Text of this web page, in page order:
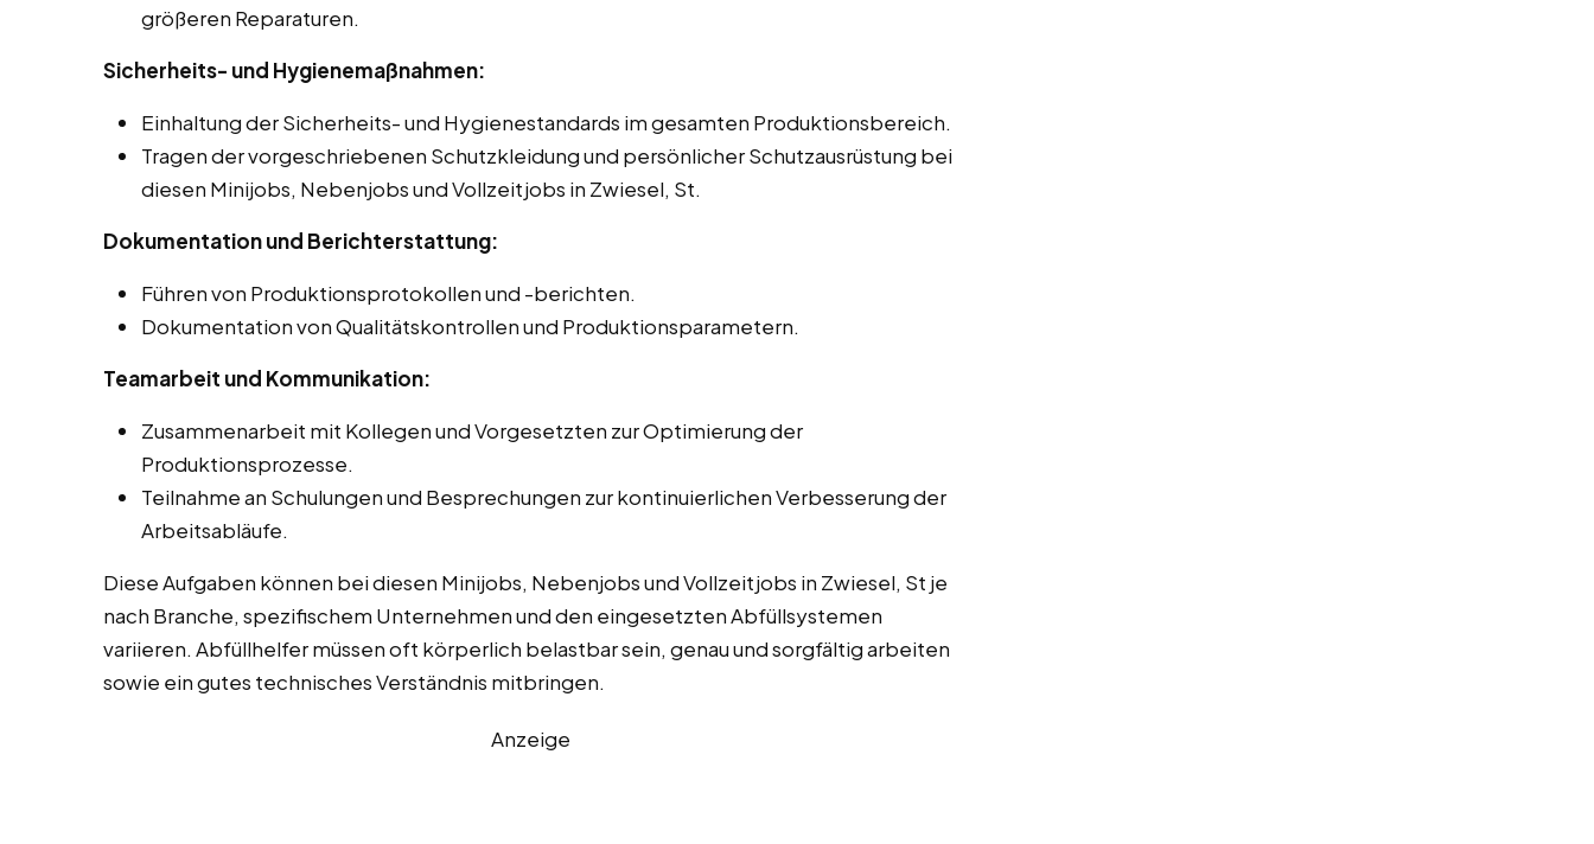
größeren Reparaturen.
Sicherheits- und Hygienemaßnahmen:
Einhaltung der Sicherheits- und Hygienestandards im gesamten Produktionsbereich.
Tragen der vorgeschriebenen Schutzkleidung und persönlicher Schutzausrüstung bei
diesen Minijobs, Nebenjobs und Vollzeitjobs in Zwiesel, St.
Dokumentation und Berichterstattung:
Führen von Produktionsprotokollen und -berichten.
Dokumentation von Qualitätskontrollen und Produktionsparametern.
Teamarbeit und Kommunikation:
Zusammenarbeit mit Kollegen und Vorgesetzten zur Optimierung der
Produktionsprozesse.
Teilnahme an Schulungen und Besprechungen zur kontinuierlichen Verbesserung der
Arbeitsabläufe.
Diese Aufgaben können bei diesen Minijobs, Nebenjobs und Vollzeitjobs in Zwiesel, St je
nach Branche, spezifischem Unternehmen und den eingesetzten Abfüllsystemen
variieren. Abfüllhelfer müssen oft körperlich belastbar sein, genau und sorgfältig arbeiten
sowie ein gutes technisches Verständnis mitbringen.
Anzeige